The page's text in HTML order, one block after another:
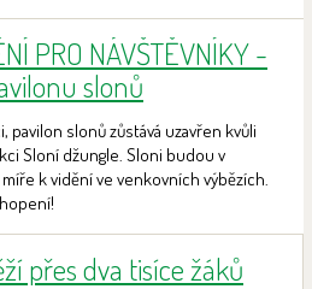
PRO NÁVŠTĚVNÍKY -
slonů
pavilon slonů zůstává uzavřen kvůli
Sloní džungle. Sloni budou v
k vidění ve venkovních výbězích.
přes dva tisíce žáků